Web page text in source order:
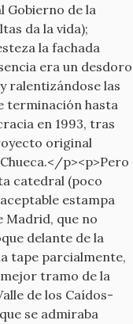
Gobierno de la
da la vida);
la fachada
era un desdoro
ralentizándose las
terminación hasta
en 1993, tras
original
p><p>Pero
catedral (poco
estampa
Madrid, que no
delante de la
tape parcialmente,
tramo de la
de los Caídos-
se admiraba